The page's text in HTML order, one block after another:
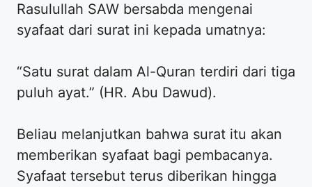
Rasulullah SAW bersabda mengenai
syafaat dari surat ini kepada umatnya:
“Satu surat dalam Al-Quran terdiri dari tiga
puluh ayat.” (HR. Abu Dawud).
Beliau melanjutkan bahwa surat itu akan
memberikan syafaat bagi pembacanya.
Syafaat tersebut terus diberikan hingga